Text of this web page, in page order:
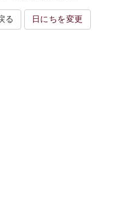
る 日にちを変更